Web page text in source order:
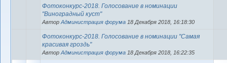
Фотоконкурс-2018. Голосование в номинации
"Виноградный куст"
Автор Администрация форума 18 Декабря 2018, 16:18:30
Фотоконкурс-2018. Голосование в номинации "Самая
красивая гроздь"
Автор Администрация форума 18 Декабря 2018, 16:22:35